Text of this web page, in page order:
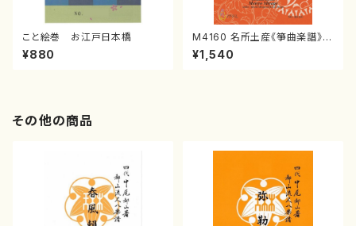
こと絵巻 お江戸日本橋
¥880
M4160 名所土産《箏曲楽譜》
（箏/宮城喜代子・宮城数江著・
宮城宗家監修/箏曲古典楽譜）
¥1,540
その他の商品